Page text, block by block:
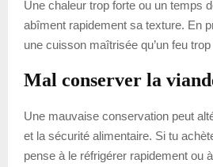
Une chaleur trop forte ou un temps
abîment rapidement sa texture. En
une cuisson maîtrisée qu’un feu
Mal conserver la
Une mauvaise conservation peut
et la sécurité alimentaire. Si tu
pense à le réfrigérer rapidement ou